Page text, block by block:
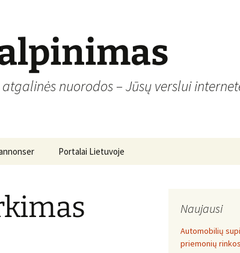
nuorodos – Jūsų verslui
Portalai Lietuvoje
Naujausi
Automobilių
priemonių